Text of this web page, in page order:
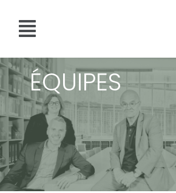
ÉQUIPES